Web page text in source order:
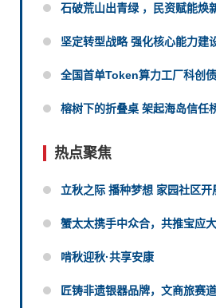
石破荒山出青绿 ，民资赋能
坚定转型战略 强化核心能力建
全国首单Token算力工厂科创
榕树下的折叠桌 架起海岛信
热点聚焦
立秋之际 播种梦想 家园社区开
蟹太太携手中众合，共推宝应
啃秋迎秋·共享安康
匠铸非遗银器品牌，文商旅赛